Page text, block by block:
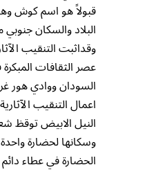
قبولاً هو اسم كوش
البلاد والسكان
وقداثبت التنقيب
عصر الثقافات
السودان ووادي هور
اعمال التنقيب
النيل الابيض توقظ
وسكانها لحضارة
الحضارة في عطاء